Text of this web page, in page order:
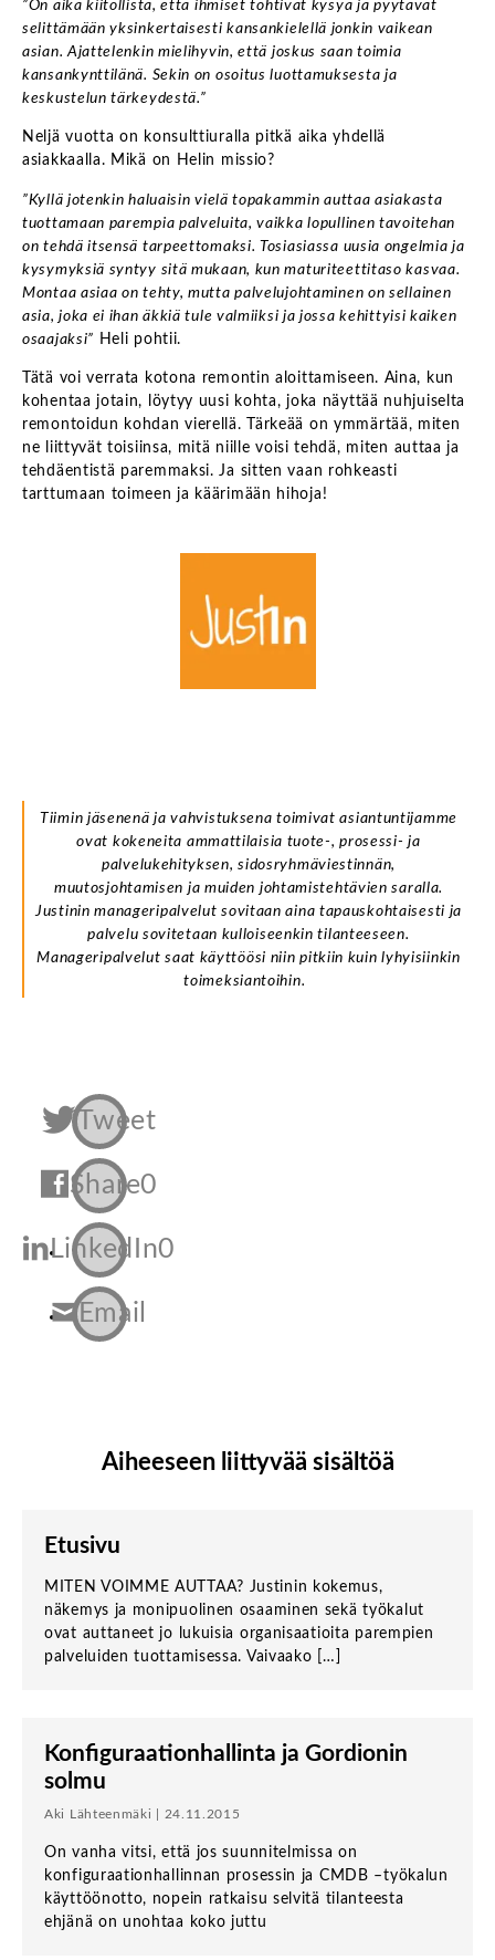
”On aika kiitollista, että ihmiset tohtivat kysyä ja pyytävät
selittämään yksinkertaisesti kansankielellä jonkin vaikean
asian. Ajattelenkin mielihyvin, että joskus saan toimia
kansankynttilänä. Sekin on osoitus luottamuksesta ja
keskustelun tärkeydestä.”
Neljä vuotta on konsulttiuralla pitkä aika yhdellä
asiakkaalla. Mikä on Helin missio?
”Kyllä jotenkin haluaisin vielä topakammin auttaa asiakasta
tuottamaan parempia palveluita, vaikka lopullinen tavoitehan
on tehdä itsensä tarpeettomaksi. Tosiasiassa uusia ongelmia ja
kysymyksiä syntyy sitä mukaan, kun maturiteettitaso kasvaa.
Montaa asiaa on tehty, mutta palvelujohtaminen on sellainen
asia, joka ei ihan äkkiä tule valmiiksi ja jossa kehittyisi kaiken
osaajaksi” Heli pohtii.
Tätä voi verrata kotona remontin aloittamiseen. Aina, kun
kohentaa jotain, löytyy uusi kohta, joka näyttää nuhjuiselta
remontoidun kohdan vierellä. Tärkeää on ymmärtää, miten
ne liittyvät toisiinsa, mitä niille voisi tehdä, miten auttaa ja
tehdäentistä paremmaksi. Ja sitten vaan rohkeasti
tarttumaan toimeen ja käärimään hihoja!
Tiimin jäsenenä ja vahvistuksena toimivat asiantuntijamme
ovat kokeneita ammattilaisia tuote-, prosessi- ja
palvelukehityksen, sidosryhmäviestinnän,
muutosjohtamisen ja muiden johtamistehtävien saralla.
Justinin manageripalvelut sovitaan aina tapauskohtaisesti ja
palvelu sovitetaan kulloiseenkin tilanteeseen.
Manageripalvelut saat käyttöösi niin pitkiin kuin lyhyisiinkin
toimeksiantoihin.
Tweet
Share0
LinkedIn0
Email
Aiheeseen liittyvää sisältöä
Etusivu
MITEN VOIMME AUTTAA? Justinin kokemus,
näkemys ja monipuolinen osaaminen sekä työkalut
ovat auttaneet jo lukuisia organisaatioita parempien
palveluiden tuottamisessa. Vaivaako […]
Konfiguraationhallinta ja Gordionin
solmu
Aki Lähteenmäki | 24.11.2015
On vanha vitsi, että jos suunnitelmissa on
konfiguraationhallinnan prosessin ja CMDB –työkalun
käyttöönotto, nopein ratkaisu selvitä tilanteesta
ehjänä on unohtaa koko juttu